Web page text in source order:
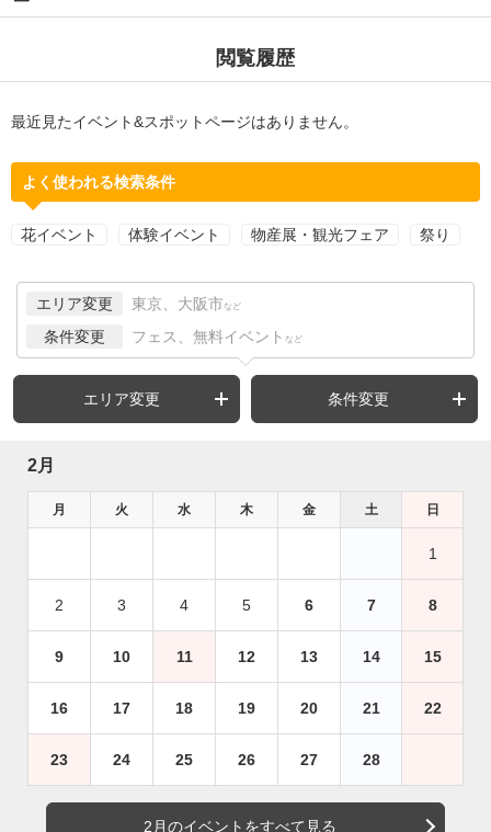
閲覧履歴
最近見たイベント&スポットページはありません。
よく使われる検索条件
花イベント 体験イベント 物産展・観光フェア 祭り
エリア変更 東京、大阪市 など
条件変更 フェス、無料イベント など
エリア変更 条件変更
2月
月 火 水 木 金 土 日
1
2 3 4 5 6 7 8
9 10 11 12 13 14 15
16 17 18 19 20 21 22
23 24 25 26 27 28
2月のイベントをすべて見る